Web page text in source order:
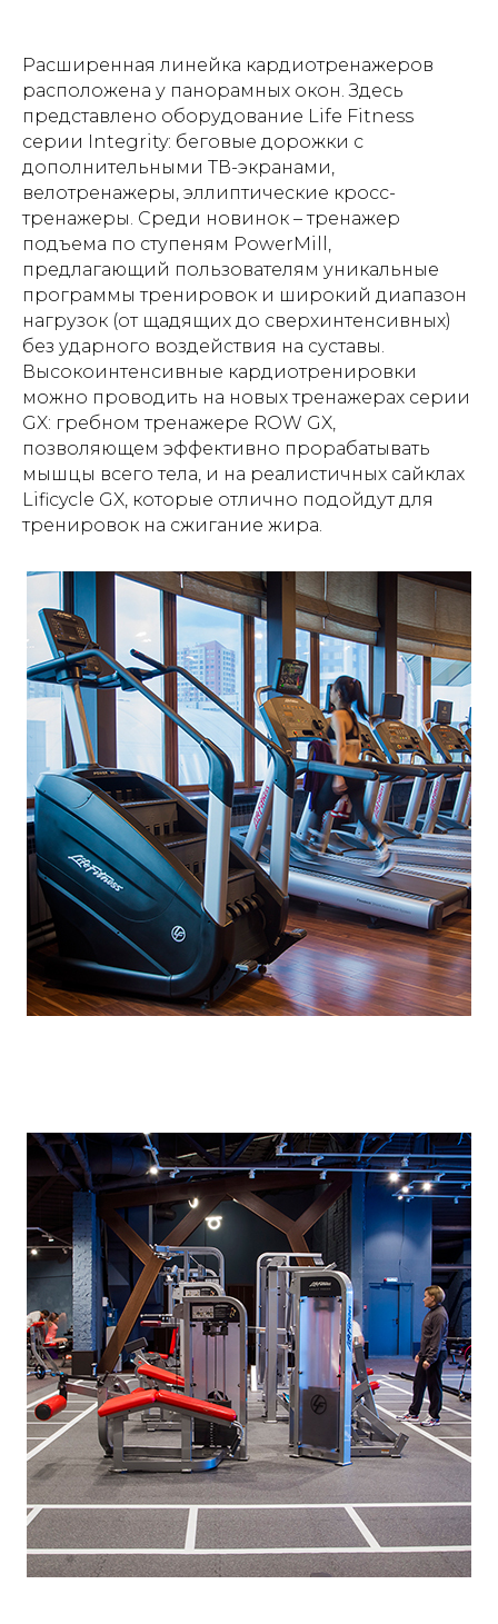
Расширенная линейка кардиотренажеров
расположена у панорамных окон. Здесь
представлено оборудование Life Fitness
серии Integrity: беговые дорожки с
дополнительными ТВ-экранами,
велотренажеры, эллиптические кросс-
тренажеры. Среди новинок – тренажер
подъема по ступеням PowerMill,
предлагающий пользователям уникальные
программы тренировок и широкий диапазон
нагрузок (от щадящих до сверхинтенсивных)
без ударного воздействия на суставы.
Высокоинтенсивные кардиотренировки
можно проводить на новых тренажерах серии
GX: гребном тренажере ROW GX,
позволяющем эффективно прорабатывать
мышцы всего тела, и на реалистичных сайклах
Lificycle GX, которые отлично подойдут для
тренировок на сжигание жира.